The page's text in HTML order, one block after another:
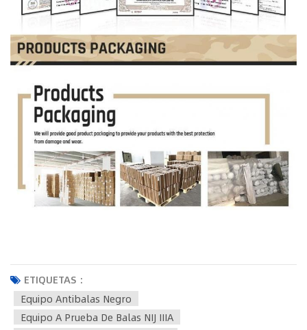
ETIQUETAS :
Equipo Antibalas Negro
Equipo A Prueba De Balas NIJ IIIA